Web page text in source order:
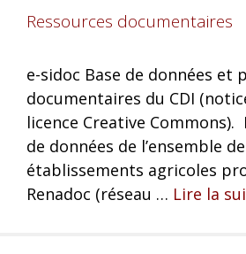
Ressources documentaires
e-sidoc Base de données et
documentaires du CDI
licence Creative Commons).
de données de l’ensemble
établissements agricoles
Renadoc (réseau … Lire la